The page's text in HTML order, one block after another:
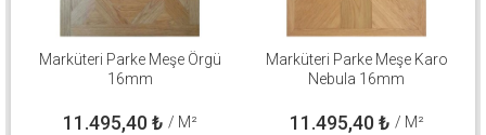
Marküteri Parke Meşe Örgü
16mm
11.495,40₺ / M²
Marküteri Parke Meşe Karo
Nebula 16mm
11.495,40₺ / M²